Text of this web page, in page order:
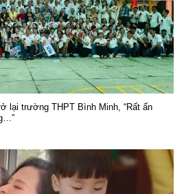
lại trường THPT Bình Minh, “Rất ấn